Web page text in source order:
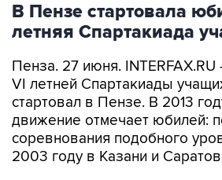
В Пензе стартовала
летняя Спартакиада
Пенза. 27 июня.
VI летней Спартакиады
стартовал в Пензе. В 2013
движение отмечает юбилей:
соревнования подобного
2003 году в Казани и